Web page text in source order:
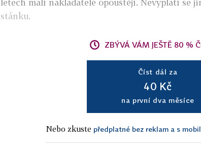
stánku.
ZBÝVÁ VÁM JEŠTĚ 80 %
Číst dál za
40 Kč
na první dva měsíce
Nebo zkuste předplatné bez reklam a s